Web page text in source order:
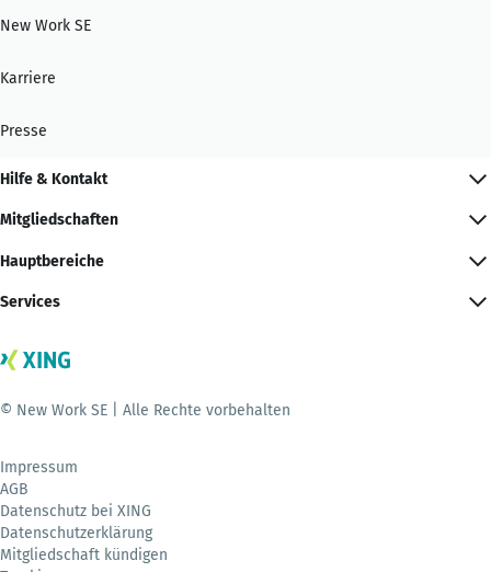
New Work SE
Karriere
Presse
Hilfe & Kontakt
Mitgliedschaften
Hauptbereiche
Services
© New Work SE | Alle Rechte vorbehalten
Impressum
AGB
Datenschutz bei XING
Datenschutzerklärung
Mitgliedschaft kündigen